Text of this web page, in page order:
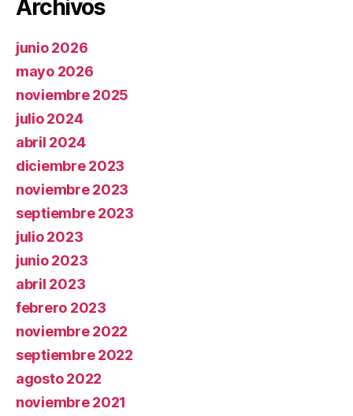
Archivos
junio 2026
mayo 2026
noviembre 2025
julio 2024
abril 2024
diciembre 2023
noviembre 2023
septiembre 2023
julio 2023
junio 2023
abril 2023
febrero 2023
noviembre 2022
septiembre 2022
agosto 2022
noviembre 2021